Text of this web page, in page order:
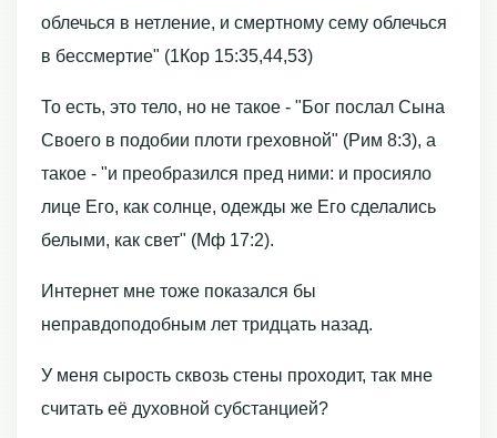
облечься в нетление, и смертному сему облечься
в бессмертие" (1Кор 15:35,44,53)
То есть, это тело, но не такое - "Бог послал Сына
Своего в подобии плоти греховной" (Рим 8:3), а
такое - "и преобразился пред ними: и просияло
лице Его, как солнце, одежды же Его сделались
белыми, как свет" (Мф 17:2).
Интернет мне тоже показался бы
неправдоподобным лет тридцать назад.
У меня сырость сквозь стены проходит, так мне
считать её духовной субстанцией?